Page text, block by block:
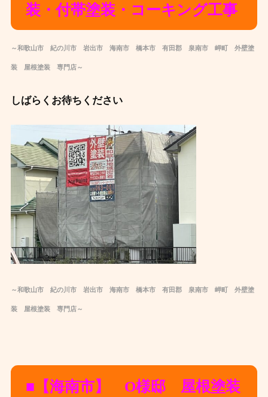
装・付帯塗装・コーキング工事
～和歌山市 紀の川市 岩出市 海南市 橋本市 有田郡 泉南市 岬町 外壁塗
装 屋根塗装 専門店～
しばらくお待ちください
～和歌山市 紀の川市 岩出市 海南市 橋本市 有田郡 泉南市 岬町 外壁塗
装 屋根塗装 専門店～
■【海南市】 O様邸 屋根塗装